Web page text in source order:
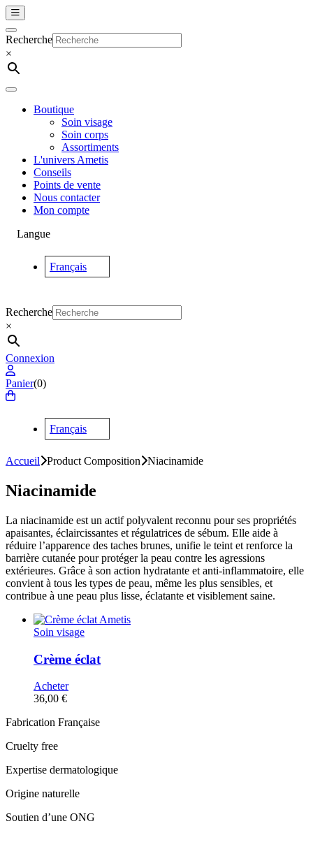
Passer au contenu
Navigation
principale
Recherche
×
Boutique
Soin visage
Soin corps
Assortiments
L'univers Ametis
Conseils
Points de vente
Nous contacter
Mon compte
Langue
Français
Recherche
×
Connexion
Panier(0)
Français
Accueil Product Composition Niacinamide
Niacinamide
La niacinamide est un actif polyvalent reconnu pour ses propriétés
apaisantes, éclaircissantes et régulatrices de sébum. Elle aide à
réduire l’apparence des taches brunes, unifie le teint et renforce la
barrière cutanée pour protéger la peau contre les agressions
extérieures. Grâce à son action hydratante et anti-inflammatoire, elle
convient à tous les types de peau, même les plus sensibles, et
contribue à une peau plus lisse, éclatante et visiblement saine.
Soin visage
Crème éclat
Acheter
36,00 €
Fabrication Française
Cruelty free
Expertise dermatologique
Origine naturelle
Soutien d’une ONG